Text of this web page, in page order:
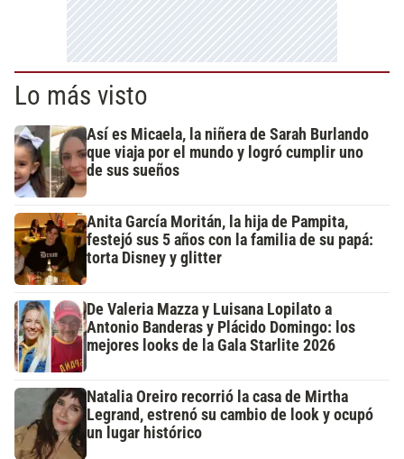
Lo más visto
Así es Micaela, la niñera de Sarah Burlando
que viaja por el mundo y logró cumplir uno
de sus sueños
Anita García Moritán, la hija de Pampita,
festejó sus 5 años con la familia de su papá:
torta Disney y glitter
De Valeria Mazza y Luisana Lopilato a
Antonio Banderas y Plácido Domingo: los
mejores looks de la Gala Starlite 2026
Natalia Oreiro recorrió la casa de Mirtha
Legrand, estrenó su cambio de look y ocupó
un lugar histórico